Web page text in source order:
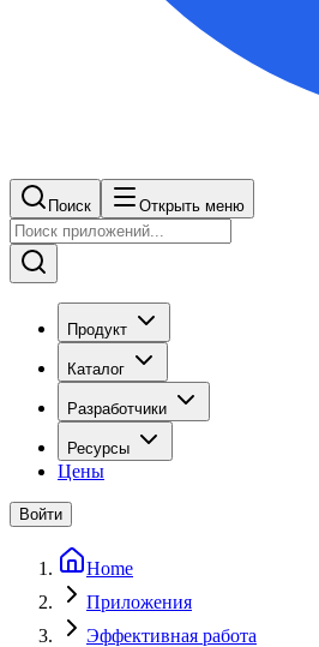
Поиск Открыть меню
Продукт
Каталог
Разработчики
Ресурсы
Цены
Войти
Home
Приложения
Эффективная работа